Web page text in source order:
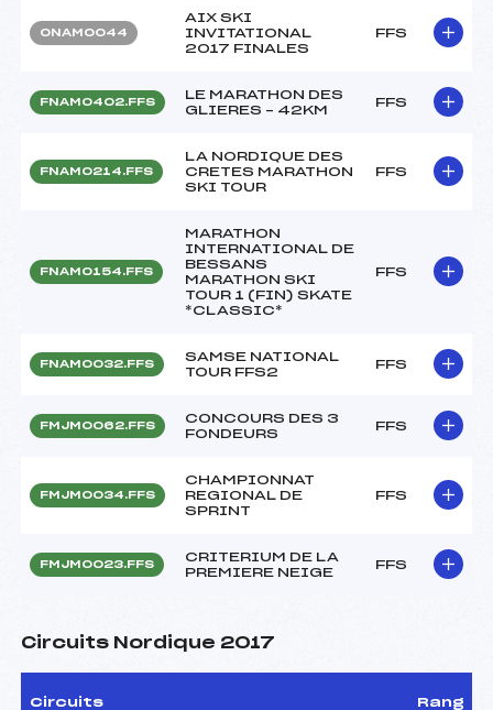
ONAM0044
AIX SKI
INVITATIONAL
2017 FINALES
FFS
FNAM0402.FFS
LE MARATHON DES
GLIERES – 42KM
FFS
FNAM0214.FFS
LA NORDIQUE DES
CRETES MARATHON
SKI TOUR
FFS
FNAM0154.FFS
MARATHON
INTERNATIONAL DE
BESSANS
MARATHON SKI
TOUR 1 (FIN) SKATE
*CLASSIC*
FFS
FNAM0032.FFS
SAMSE NATIONAL
TOUR FFS2
FFS
FMJM0062.FFS
CONCOURS DES 3
FONDEURS
FFS
FMJM0034.FFS
CHAMPIONNAT
REGIONAL DE
SPRINT
FFS
FMJM0023.FFS
CRITERIUM DE LA
PREMIERE NEIGE
FFS
Circuits Nordique 2017
Circuits Rang